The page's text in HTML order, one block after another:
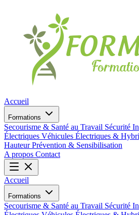
Accueil
Formations
Secourisme & Santé au Travail Sécurité
Électriques Véhicules Électriques &
HauteurPrévention & Sensibilisation
A propos Contact
Accueil
Formations
Secourisme & Santé au Travail Sécurité